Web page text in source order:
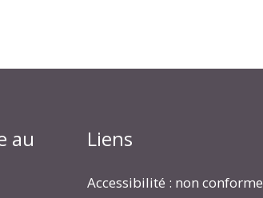
au
Liens
Accessibilité : non conforme